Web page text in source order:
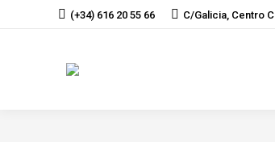
(+34) 616 20 55 66 C/Galicia, Centro